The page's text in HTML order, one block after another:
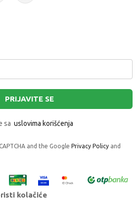
PRIJAVITE SE
sa uslovima korišćenja
and the Google Privacy Policy and
kolačiće